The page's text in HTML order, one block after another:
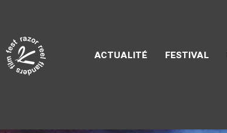
ACTUALITÉ FESTIVAL